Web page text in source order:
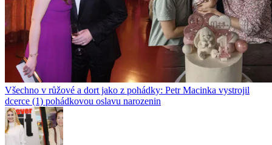
Všechno v růžové a dort jako z pohádky: Petr Macinka vystrojil
dcerce (1) pohádkovou oslavu narozenin